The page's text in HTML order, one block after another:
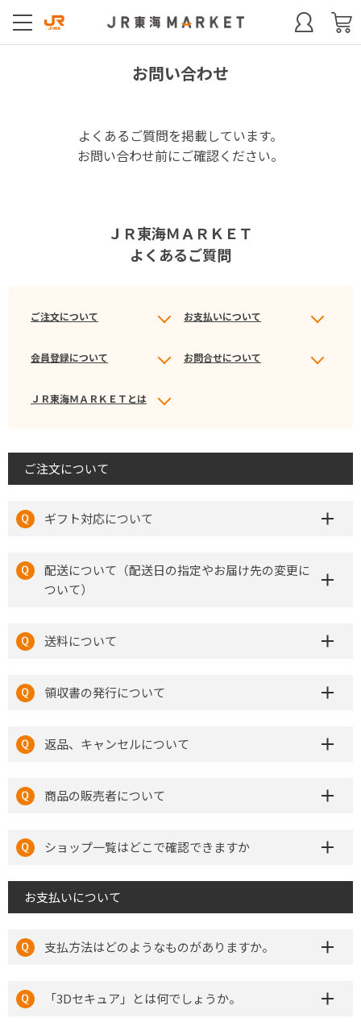
お問い合わせ
よくあるご質問を掲載しています。
お問い合わせ前にご確認ください。
ＪＲ東海ＭＡＲＫＥＴ
よくあるご質問
ご注文について お支払いについて
会員登録について お問合せについて
ＪＲ東海ＭＡＲＫＥＴとは
ご注文について
ギフト対応について
配送について（配送日の指定やお届け先の変更に
ついて）
送料について
領収書の発行について
返品、キャンセルについて
商品の販売者について
ショップ一覧はどこで確認できますか
お支払いについて
支払方法はどのようなものがありますか。
「3Dセキュア」とは何でしょうか。